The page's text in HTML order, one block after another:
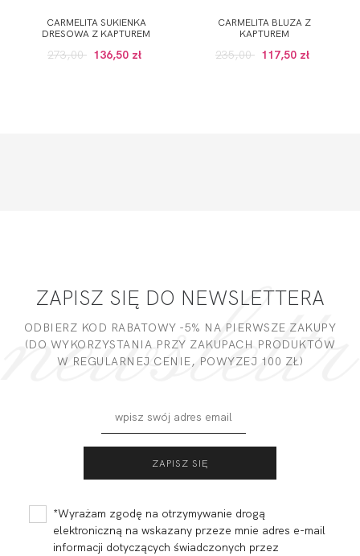
CARMELITA SUKIENKA
DRESOWA Z KAPTUREM
273,00 136,50 zł
CARMELITA BLUZA Z
KAPTUREM
235,00 117,50 zł
ZAPISZ SIĘ DO NEWSLETTERA
ODBIERZ KOD RABATOWY -5% NA PIERWSZE ZAKUPY
(DO WYKORZYSTANIA PRZY ZAKUPACH PRODUKTÓW
W REGULARNEJ CENIE, POWYZEJ 100 ZŁ)
*Wyrażam zgodę na otrzymywanie drogą
elektroniczną na wskazany przeze mnie adres e-mail
informacji dotyczących świadczonych przez